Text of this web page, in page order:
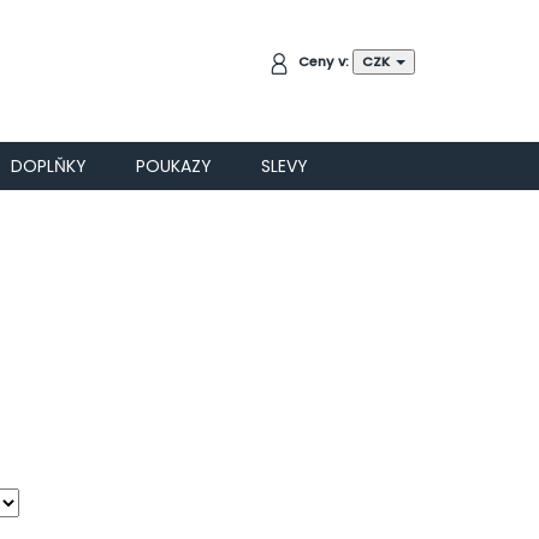
NÁKUPNÍCeny v: CZK
DOPLŇKY POUKAZY SLEVY